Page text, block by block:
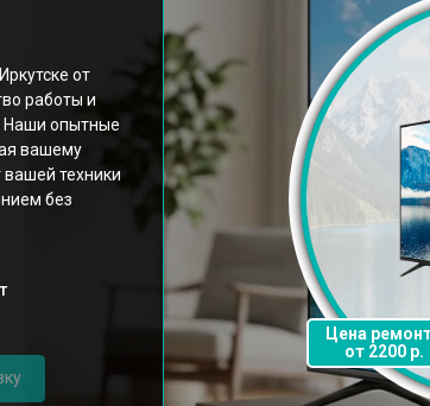
от
работы и
Наши опытные
вашему
техники
без
Цена
от 2200 р.